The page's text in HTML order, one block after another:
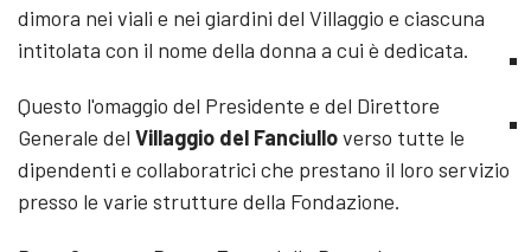
dimora nei viali e nei giardini del Villaggio e ciascuna
intitolata con il nome della donna a cui è dedicata.
Questo l'omaggio del Presidente e del Direttore
Generale del Villaggio del Fanciulloverso tutte le
dipendenti e collaboratrici che prestano il loro servizio
presso le varie strutture della Fondazione.